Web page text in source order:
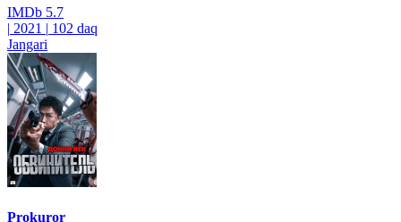
IMDb 5.7
| 2021 | 102 daq
Jangari
Prokuror